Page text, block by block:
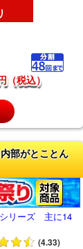
円（税込）
部がとことん
リーズ 主に14
(4.33)